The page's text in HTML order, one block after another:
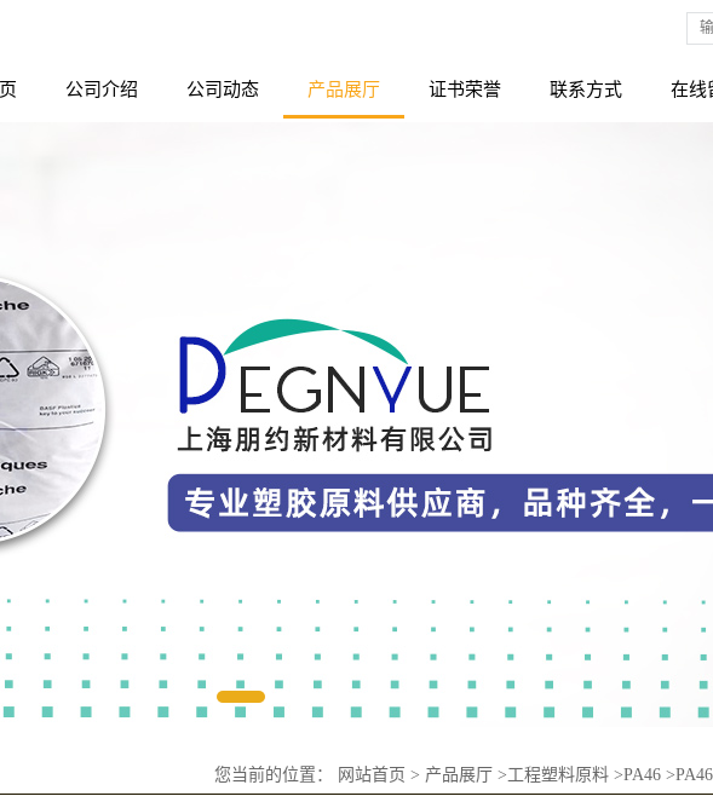
公司介绍 公司动态 产品展厅 证书荣誉 联系方式 在线
您当前的位置： 网站首页 > 产品展厅 >工程塑料原料 >PA46 >